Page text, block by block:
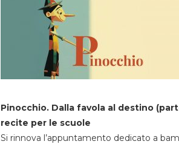
Pinocchio. Dalla favola al destino
recite per le scuole
Si rinnova l’appuntamento dedicato a